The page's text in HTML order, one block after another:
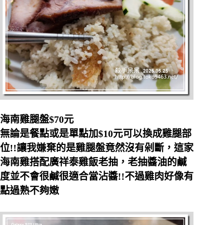
海南雞腿盤$70元
無論是餐點或是單點加$10元可以換成雞腿部
位!!讓我嫌棄的是雞腿盤竟然沒有剁斷，這家
海南雞搭配廣祥泰雞飯老抽，老抽醬油的鹹
度並不會很鹹很適合當沾醬!!不過雞肉好像有
點過熟不夠嫩